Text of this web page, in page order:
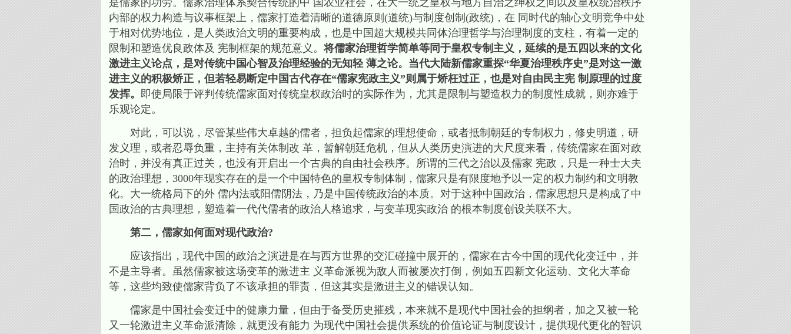
是儒家的功劳。儒家治理体系契合传统的中 国农业社会，在大一统之皇权与地方自治之绅权之间以及皇权统治秩序
内部的权力构造与议事框架上，儒家打造着清晰的道德原则(道统)与制度创制(政统)，在 同时代的轴心文明竞争中处
于相对优势地位，是人类政治文明的重要构成，也是中国超大规模共同体治理哲学与治理制度的支柱，有着一定的
限制和塑造优良政体及 宪制框架的规范意义。 将儒家治理哲学简单等同于皇权专制主义，延续的是五四以来的文化
激进主义论点，是对传统中国心智及治理经验的无知轻 薄之论。当代大陆新儒家重探“华夏治理秩序史”是对这一激
进主义的积极矫正，但若轻易断定中国古代存在“儒家宪政主义”则属于矫枉过正，也是对自由民主宪 制原理的过度
发挥。 即使局限于评判传统儒家面对传统皇权政治时的实际作为，尤其是限制与塑造权力的制度性成就，则亦难于
乐观论定。
对此，可以说，尽管某些伟大卓越的儒者，担负起儒家的理想使命，或者抵制朝廷的专制权力，修史明道，研
发义理，或者忍辱负重，主持有关体制改 革，暂解朝廷危机，但从人类历史演进的大尺度来看，传统儒家在面对政
治时，并没有真正过关，也没有开启出一个古典的自由社会秩序。所谓的三代之治以及儒家 宪政，只是一种士大夫
的政治理想，3000年现实存在的是一个中国特色的皇权专制体制，儒家只是有限度地予以一定的权力制约和文明教
化。大一统格局下的外 儒内法或阳儒阴法，乃是中国传统政治的本质。对于这种中国政治，儒家思想只是构成了中
国政治的古典理想，塑造着一代代儒者的政治人格追求，与变革现实政治 的根本制度创设关联不大。
第二，儒家如何面对现代政治?
应该指出，现代中国的政治之演进是在与西方世界的交汇碰撞中展开的，儒家在古今中国的现代化变迁中，并
不是主导者。虽然儒家被这场变革的激进主 义革命派视为敌人而被屡次打倒，例如五四新文化运动、文化大革命
等，这些均致使儒家背负了不该承担的罪责，但这其实是激进主义的错误认知。
儒家是中国社会变迁中的健康力量，但由于备受历史摧残，本来就不是现代中国社会的担纲者，加之又被一轮
又一轮激进主义革命派清除，就更没有能力 为现代中国社会提供系统的价值论证与制度设计，提供现代更化的智识